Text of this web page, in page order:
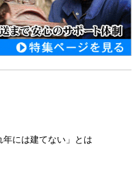
には建てない」とは